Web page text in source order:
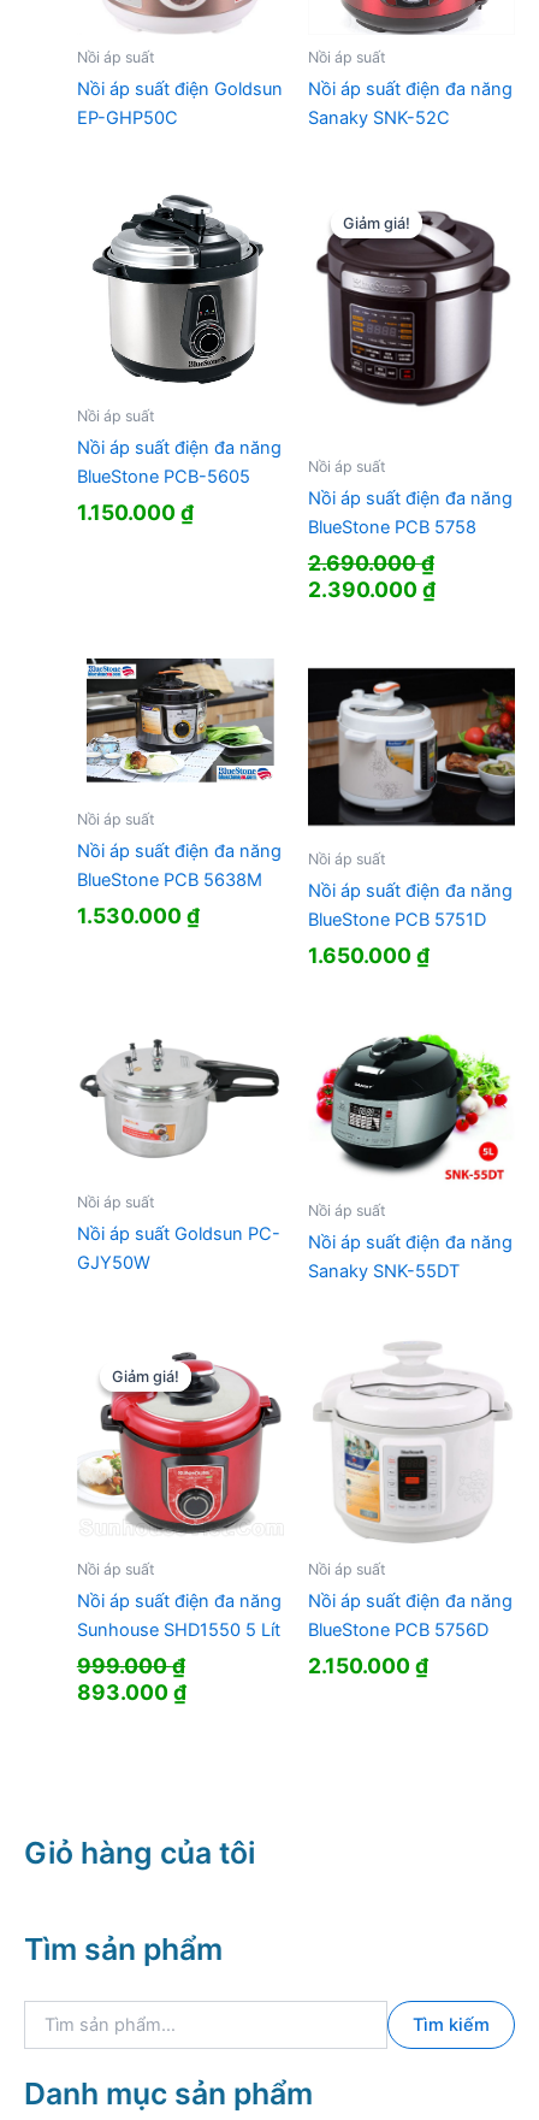
Nồi áp suất
Nồi áp suất điện Goldsun
EP-GHP50C
Nồi áp suất
Nồi áp suất điện đa năng
Sanaky SNK-52C
Nồi áp suất
Nồi áp suất điện đa năng
BlueStone PCB-5605
1.150.000₫
Giảm giá!
Giảm giá!
Nồi áp suất
Nồi áp suất điện đa năng
BlueStone PCB 5758
2.690.000₫
Giá
2.690.000 ₫.
2.390.000₫Giá
là:
Nồi áp suất
Nồi áp suất điện đa năng
BlueStone PCB 5638M
1.530.000₫
Nồi áp suất
Nồi áp suất điện đa năng
BlueStone PCB 5751D
1.650.000₫
Nồi áp suất
Nồi áp suất Goldsun PC-
GJY50W
Nồi áp suất
Nồi áp suất điện đa năng
Sanaky SNK-55DT
Giảm giá!
Giảm giá!
Nồi áp suất
Nồi áp suất điện đa năng
Sunhouse SHD1550 5 Lít
999.000₫
Giá
893.000₫Giá
Nồi áp suất
Nồi áp suất điện đa năng
BlueStone PCB 5756D
2.150.000₫
Giỏ hàng của tôi
Tìm sản phẩm
k
i
Tìm kiếm
Danh mục sản phẩm